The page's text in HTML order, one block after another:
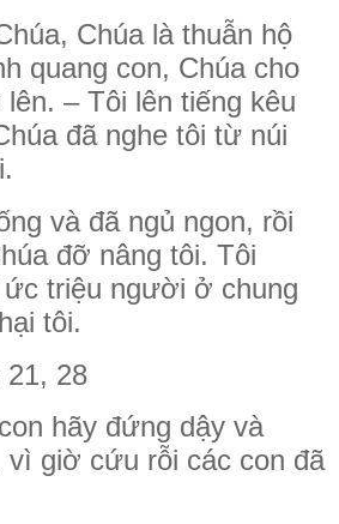
Chúa là thuẫn hộ
quang con, Chúa cho
lên. – Tôi lên tiếng kêu
đã nghe tôi từ núi
và đã ngủ ngon, rồi
đỡ nâng tôi. Tôi
ức triệu người ở chung
tôi.
21, 28
hãy đứng dậy và
vì giờ cứu rỗi các con đã